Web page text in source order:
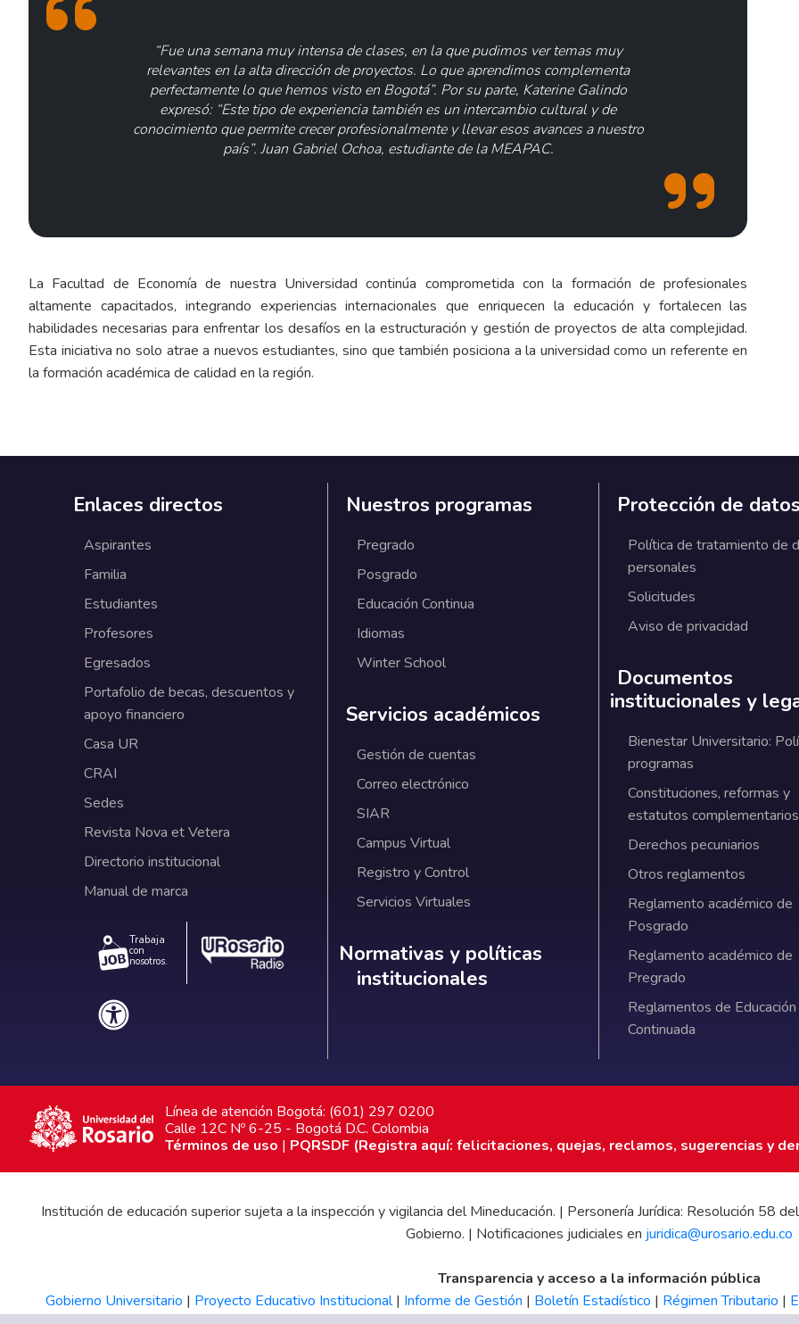
“Fue una semana muy intensa de clases, en la que pudimos ver temas muy
relevantes en la alta dirección de proyectos. Lo que aprendimos complementa
perfectamente lo que hemos visto en Bogotá”. Por su parte, Katerine Galindo
expresó: “Este tipo de experiencia también es un intercambio cultural y de
conocimiento que permite crecer profesionalmente y llevar esos avances a nuestro
país”. Juan Gabriel Ochoa, estudiante de la MEAPAC.
La Facultad de Economía de nuestra Universidad continúa comprometida con la formación de profesionales
altamente capacitados, integrando experiencias internacionales que enriquecen la educación y fortalecen las
habilidades necesarias para enfrentar los desafíos en la estructuración y gestión de proyectos de alta complejidad.
Esta iniciativa no solo atrae a nuevos estudiantes, sino que también posiciona a la universidad como un referente en
la formación académica de calidad en la región.
Enlaces directos
Aspirantes
Familia
Estudiantes
Profesores
Egresados
Portafolio de becas, descuentos y
apoyo financiero
Casa UR
CRAI
Sedes
Revista Nova et Vetera
Directorio institucional
Manual de marca
Trabaja
con
nosotros.
Nuestros programas
Pregrado
Posgrado
Educación Continua
Idiomas
Winter School
Servicios académicos
Gestión de cuentas
Correo electrónico
SIAR
Campus Virtual
Registro y Control
Servicios Virtuales
Normativas y políticas institucionales
Normativas y políticas
institucionales
Protección de datos
Política de tratamiento de
personales
Solicitudes
Aviso de privacidad
Documentos
institucionales y
Bienestar Universitario:
programas
Constituciones, reformas y
estatutos complementarios
Derechos pecuniarios
Otros reglamentos
Reglamento académico de
Posgrado
Reglamento académico de
Pregrado
Reglamentos de Educación
Continuada
Línea de atención Bogotá: (601) 297 0200
Calle 12C Nº 6-25 - Bogotá D.C. Colombia
Términos de uso | PQRSDF (Registra aquí: felicitaciones, quejas, reclamos, sugerencias y
Institución de educación superior sujeta a la inspección y vigilancia del Mineducación. | Personería Jurídica: Resolución
Gobierno. | Notificaciones judiciales en juridica@urosario.edu.co
Transparencia y acceso a la información pública
Gobierno Universitario | Proyecto Educativo Institucional| Informe de Gestión | Boletín Estadístico | Régimen Tributario |